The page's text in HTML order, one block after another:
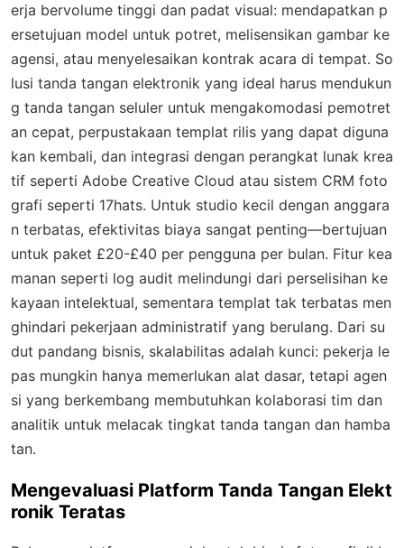
erja bervolume tinggi dan padat visual: mendapatkan p
ersetujuan model untuk potret, melisensikan gambar ke
agensi, atau menyelesaikan kontrak acara di tempat. So
lusi tanda tangan elektronik yang ideal harus mendukun
g tanda tangan seluler untuk mengakomodasi pemotret
an cepat, perpustakaan templat rilis yang dapat diguna
kan kembali, dan integrasi dengan perangkat lunak krea
tif seperti Adobe Creative Cloud atau sistem CRM foto
grafi seperti 17hats. Untuk studio kecil dengan anggara
n terbatas, efektivitas biaya sangat penting—bertujuan
untuk paket £20-£40 per pengguna per bulan. Fitur kea
manan seperti log audit melindungi dari perselisihan ke
kayaan intelektual, sementara templat tak terbatas men
ghindari pekerjaan administratif yang berulang. Dari su
dut pandang bisnis, skalabilitas adalah kunci: pekerja le
pas mungkin hanya memerlukan alat dasar, tetapi agen
si yang berkembang membutuhkan kolaborasi tim dan
analitik untuk melacak tingkat tanda tangan dan hamba
tan.
Mengevaluasi Platform Tanda Tangan Elekt
ronik Teratas